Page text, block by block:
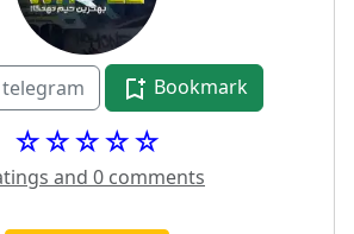
Bookmark
☆☆☆☆☆
and 0 comments